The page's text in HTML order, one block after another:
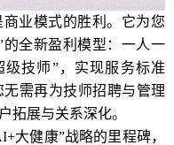
业模式的胜利。它为您
全新盈利模型：一人一
技师”，实现服务标准
需再为技师招聘与管理
拓展与关系深化。
大健康”战略的里程碑，